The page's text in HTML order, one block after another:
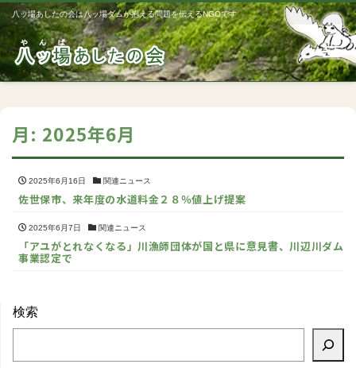
八ッ場あしたの会は八ッ場ダムが抱える問題を伝えるNGOです
月: 2025年6月
2025年6月16日 関連ニュース
佐世保市、来年度の水道料金２８％値上げ提案
2025年6月7日 関連ニュース
「アユがとれなくなる」川漁師団体が国と県に意見書、川辺川ダム
事業認定で
検索